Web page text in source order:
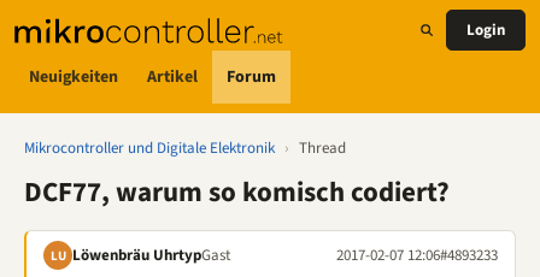
Neuigkeiten Artikel Forum
Login
Mikrocontroller und Digitale Elektronik › Thread
DCF77, warum so komisch codiert?
LU Löwenbräu UhrtypGast 2017-02-07 12:06#4893233